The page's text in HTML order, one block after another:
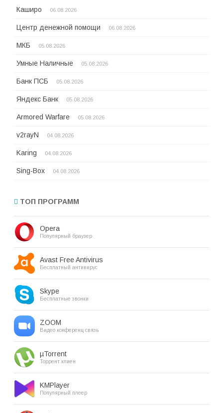
Каширо 06.08.2026
Центр денежной помощи 06.08.2026
МКБ 05.08.2026
Умные Наличные 05.08.2026
Банк ПСБ 05.08.2026
Яндекс Банк 05.08.2026
Armored Warfare 05.08.2026
v2rayN 04.08.2026
Karing 04.08.2026
Sing-Box 04.08.2026
ТОП ПРОГРАММ
Opera
Популярный браузер
Avast Free Antivirus
Бесплатный антивирус
Skype
Бесплатные звонки
ZOOM
Видео конференц связь
µTorrent
Торрент клиен
KMPlayer
Популярный плеер